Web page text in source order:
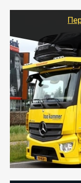
Цена
- Перевозка
быстрый и
легковых
город.
- Наша
машин
учетом всех